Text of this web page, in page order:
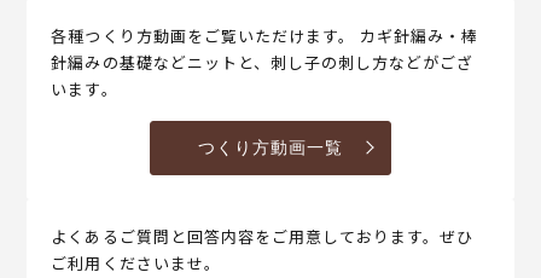
各種つくり方動画をご覧いただけます。 カギ針編み・棒
針編みの基礎などニットと、刺し子の刺し方などがござ
います。
つくり方動画一覧
よくあるご質問と回答内容をご用意しております。ぜひ
ご利用くださいませ。